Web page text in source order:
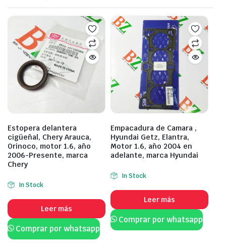
Estopera delantera
cigüeñal, Chery Arauca,
Orinoco, motor 1.6, año
2006-Presente, marca
Chery
In Stock
Leer más
Comprar por whatsapp
Empacadura de Camara ,
Hyundai Getz, Elantra,
Motor 1.6, año 2004 en
adelante, marca Hyundai
In Stock
Leer más
Comprar por whatsapp